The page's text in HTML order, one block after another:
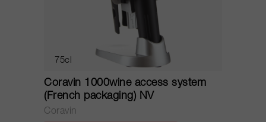
75cl
Coravin 1000wine access system
(French packaging) NV
Coravin